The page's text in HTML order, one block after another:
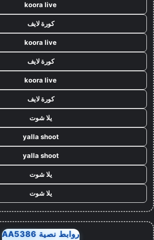
koora live
كورة لايف
koora live
كورة لايف
koora live
كورة لايف
يلا شوت
yalla shoot
yalla shoot
يلا شوت
يلا شوت
روابط نصية AA5386